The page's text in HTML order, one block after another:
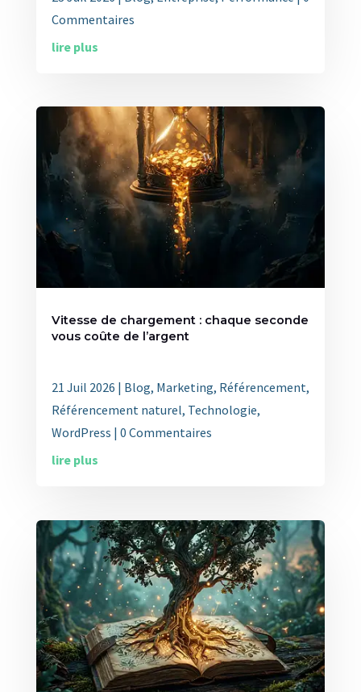
Commentaires
lire plus
Vitesse de chargement : chaque seconde
vous coûte de l’argent
21 Juil 2026 | Blog, Marketing, Référencement,
Référencement naturel, Technologie,
WordPress | 0 Commentaires
lire plus